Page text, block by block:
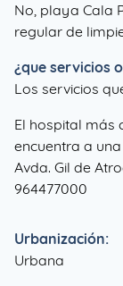
No, playa Cala
regular de
¿que servicios
Los servicios
El hospital más
encuentra a
Avda. Gil de
964477000
Urbanización:
Urbana